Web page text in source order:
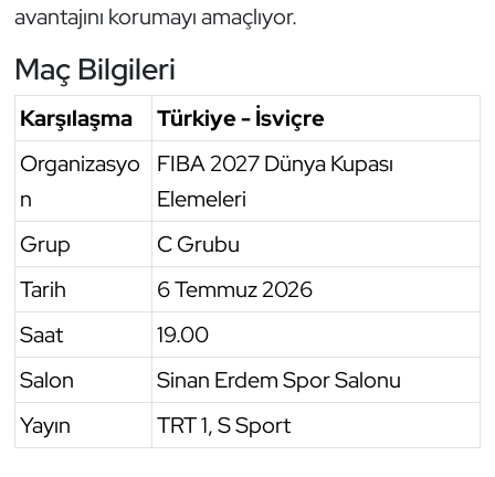
avantajını korumayı amaçlıyor.
Maç Bilgileri
Karşılaşma
Türkiye - İsviçre
Organizasyo
n
FIBA 2027 Dünya Kupası
Elemeleri
Grup
C Grubu
Tarih
6 Temmuz 2026
Saat
19.00
Salon
Sinan Erdem Spor Salonu
Yayın
TRT 1, S Sport
Oryantiring
Özel Sporcular
Paralimpik
Satranç
Su Topu
Sualtı Sporları
Tekvando